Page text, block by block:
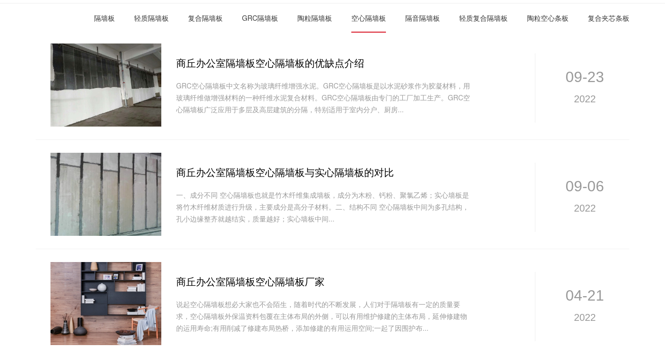
隔墙板 轻质隔墙板 复合隔墙板 GRC隔墙板 陶粒隔墙板 空心隔墙板 隔音隔墙板 轻质复合隔墙板 陶粒空心条板 复合夹芯条板
09-23
2022
商丘办公室隔墙板空心隔墙板的优缺点介绍
GRC空心隔墙板中文名称为玻璃纤维增强水泥。GRC空心隔墙板是以水泥砂浆作为胶凝材料，用
玻璃纤维做增强材料的一种纤维水泥复合材料。GRC空心隔墙板由专门的工厂加工生产。GRC空
心隔墙板广泛应用于多层及高层建筑的分隔，特别适用于室内分户、厨房...
09-06
2022
商丘办公室隔墙板空心隔墙板与实心隔墙板的对比
一、成分不同 空心隔墙板也就是竹木纤维集成墙板，成分为木粉、钙粉、聚氯乙烯；实心墙板是
将竹木纤维材质进行升级，主要成分是高分子材料。二、结构不同 空心隔墙板中间为多孔结构，
孔小边缘整齐就越结实，质量越好；实心墙板中间...
04-21
2022
商丘办公室隔墙板空心隔墙板厂家
说起空心隔墙板想必大家也不会陌生，随着时代的不断发展，人们对于隔墙板有一定的质量要
求，空心隔墙板外保温资料包覆在主体布局的外侧，可以有用维护修建的主体布局，延伸修建物
的运用寿命;有用削减了修建布局热桥，添加修建的有用运用空间;一起了因围护布...